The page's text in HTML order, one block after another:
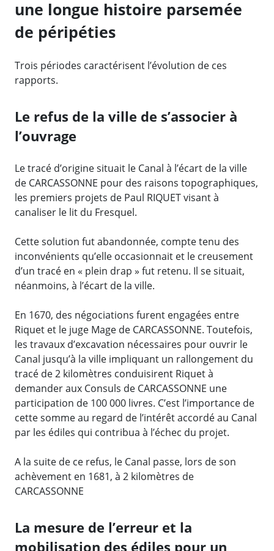
une longue histoire parsemée
de péripéties
Trois périodes caractérisent l’évolution de ces
rapports.
Le refus de la ville de s’associer à
l’ouvrage
Le tracé d’origine situait le Canal à l’écart de la ville
de CARCASSONNE pour des raisons topographiques,
les premiers projets de Paul RIQUET visant à
canaliser le lit du Fresquel.
Cette solution fut abandonnée, compte tenu des
inconvénients qu’elle occasionnait et le creusement
d’un tracé en « plein drap » fut retenu. Il se situait,
néanmoins, à l’écart de la ville.
En 1670, des négociations furent engagées entre
Riquet et le juge Mage de CARCASSONNE. Toutefois,
les travaux d’excavation nécessaires pour ouvrir le
Canal jusqu’à la ville impliquant un rallongement du
tracé de 2 kilomètres conduisirent Riquet à
demander aux Consuls de CARCASSONNE une
participation de 100 000 livres. C’est l’importance de
cette somme au regard de l’intérêt accordé au Canal
par les édiles qui contribua à l’échec du projet.
A la suite de ce refus, le Canal passe, lors de son
achèvement en 1681, à 2 kilomètres de
CARCASSONNE
La mesure de l’erreur et la
mobilisation des édiles pour un